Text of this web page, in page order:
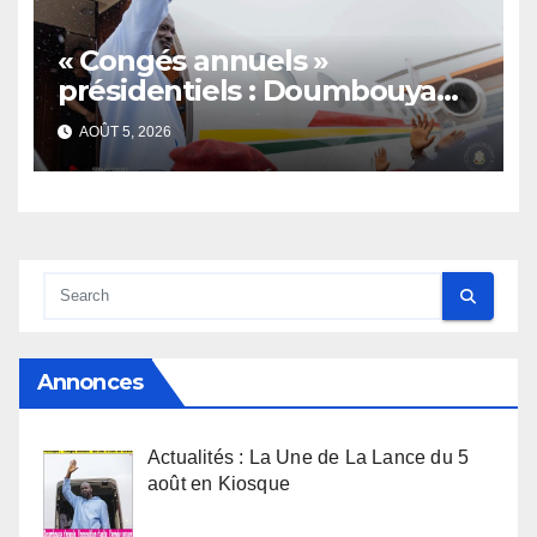
« Congés annuels »
présidentiels : Doumbouya
s’envole, l’opposition s’agite,
l’armée rassure
AOÛT 5, 2026
Annonces
Actualités : La Une de La Lance du 5
août en Kiosque